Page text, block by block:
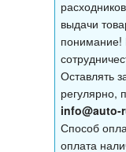
выдачи
понимание!
Оставлять
регулярно,
info@auto-
Способ
оплата